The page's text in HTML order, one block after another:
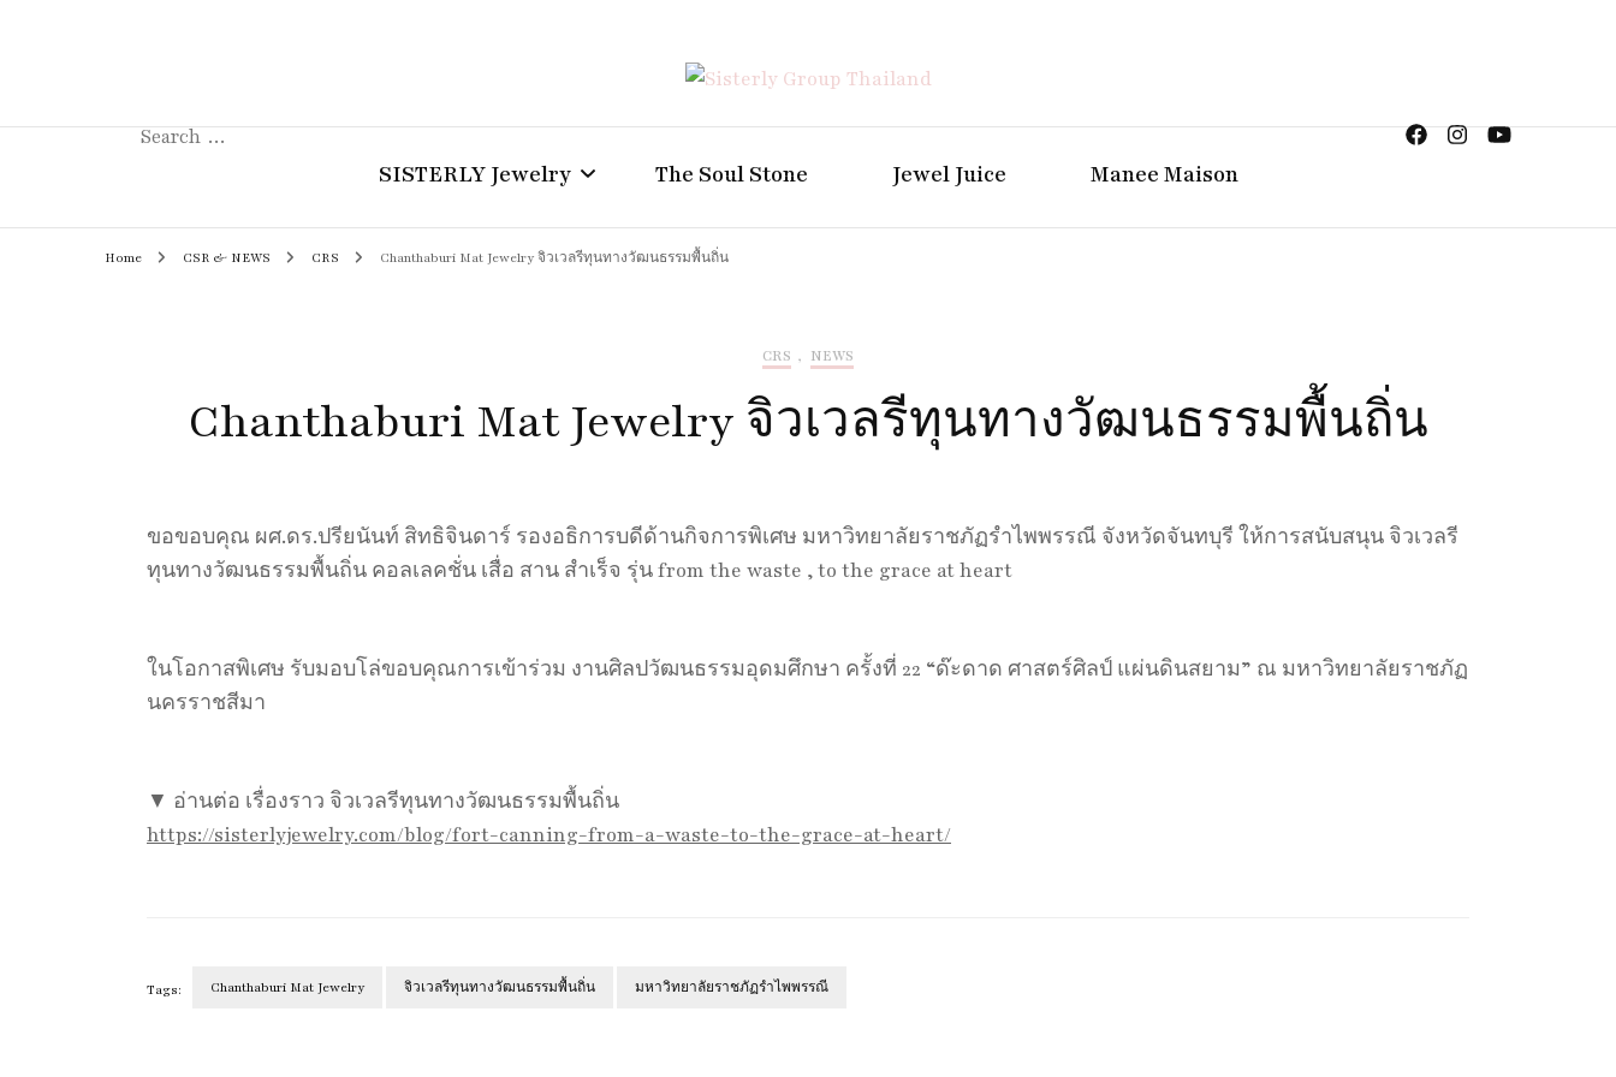
Search
Positive Power Jewelry แหวนแต่งงาน เครื่องประดับผู้หญิง จิวเวลรี จันทบุรี
SISTERLY Jewelry The Soul Stone Jewel Juice Manee Maison
Home CSR & NEWS CRS Chanthaburi Mat Jewelry จิวเวลรีทุนทางวัฒนธรรมพื้นถิ่น
CRS , NEWS
Chanthaburi Mat Jewelry จิวเวลรีทุนทางวัฒนธรรมพื้นถิ่น
ขอขอบคุณ ผศ.ดร.ปรียนันท์ สิทธิจินดาร์ รองอธิการบดีด้านกิจการพิเศษ มหาวิทยาลัยราชภัฏรำไพพรรณี จังหวัดจันทบุรี ให้การสนับสนุน จิวเวลรี
ทุนทางวัฒนธรรมพื้นถิ่น คอลเลคชั่น เสื่อ สาน สำเร็จ รุ่น from the waste , to the grace at heart
ในโอกาสพิเศษ รับมอบโล่ขอบคุณการเข้าร่วม งานศิลปวัฒนธรรมอุดมศึกษา ครั้งที่ 22 “ด๊ะดาด ศาสตร์ศิลป์ แผ่นดินสยาม” ณ มหาวิทยาลัยราชภัฏ
นครราชสีมา
▼ อ่านต่อ เรื่องราว จิวเวลรีทุนทางวัฒนธรรมพื้นถิ่น
https://sisterlyjewelry.com/blog/fort-canning-from-a-waste-to-the-grace-at-heart/
Tags: Chanthaburi Mat Jewelry จิวเวลรีทุนทางวัฒนธรรมพื้นถิ่น มหาวิทยาลัยราชภัฏรำไพพรรณี